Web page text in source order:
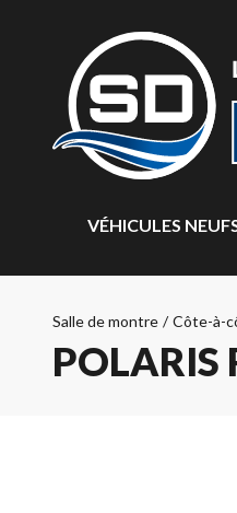
VÉHICULES
Salle de montre / Côte-à-
POLARIS